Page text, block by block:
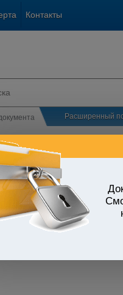
Контакты
Расширенный
УЗБЕКИСТАНА
отрасли экономики
Республики Узбекистан